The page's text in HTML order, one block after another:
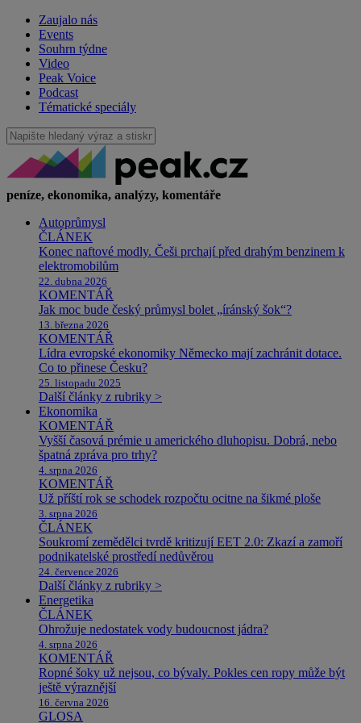
Zaujalo nás
Events
Souhrn týdne
Video
Peak Voice
Podcast
Tématické speciály
peníze, ekonomika, analýzy, komentáře
Autoprůmysl
ČLÁNEK
Konec naftové modly. Češi prchají před drahým benzinem k
elektromobilům
22. dubna 2026
KOMENTÁŘ
Jak moc bude český průmysl bolet „íránský šok“?
13. března 2026
KOMENTÁŘ
Lídra evropské ekonomiky Německo mají zachránit dotace.
Co to přinese Česku?
25. listopadu 2025
Další články z rubriky >
Ekonomika
KOMENTÁŘ
Vyšší časová prémie u amerického dluhopisu. Dobrá, nebo
špatná zpráva pro trhy?
4. srpna 2026
KOMENTÁŘ
Už příští rok se schodek rozpočtu ocitne na šikmé ploše
3. srpna 2026
ČLÁNEK
Soukromí zemědělci tvrdě kritizují EET 2.0: Zkazí a zamoří
podnikatelské prostředí nedůvěrou
24. července 2026
Další články z rubriky >
Energetika
ČLÁNEK
Ohrožuje nedostatek vody budoucnost jádra?
4. srpna 2026
KOMENTÁŘ
Ropné šoky už nejsou, co bývaly. Pokles cen ropy může být
ještě výraznější
16. června 2026
GLOSA